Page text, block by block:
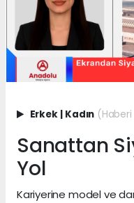
Erkek Kadın (Haberi
Sanattan
Yol
Kariyerine model ve